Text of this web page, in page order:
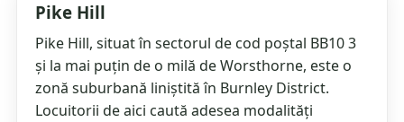
Pike Hill
Pike Hill, situat în sectorul de cod poștal BB10 3
și la mai puțin de o milă de Worsthorne, este o
zonă suburbană liniștită în Burnley District.
Locuitorii de aici caută adesea modalități